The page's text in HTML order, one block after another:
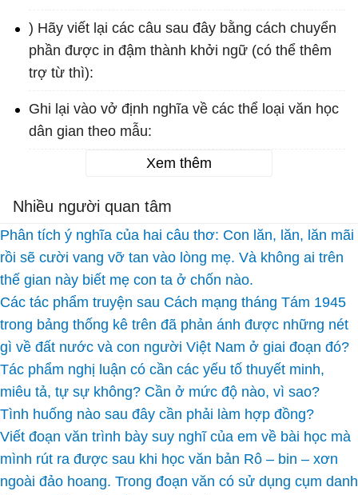
) Hãy viết lại các câu sau đây bằng cách chuyển
phần được in đậm thành khởi ngữ (có thể thêm
trợ từ thì):
Ghi lại vào vở định nghĩa về các thể loại văn học
dân gian theo mẫu:
Xem thêm
Nhiều người quan tâm
Phân tích ý nghĩa của hai câu thơ: Con lăn, lăn, lăn mãi
rồi sẽ cười vang vỡ tan vào lòng mẹ. Và không ai trên
thế gian này biết mẹ con ta ở chốn nào.
Các tác phẩm truyện sau Cách mạng tháng Tám 1945
trong bảng thống kê trên đã phản ánh được những nét
gì về đất nước và con người Việt Nam ở giai đoạn đó?
Tác phẩm nghị luận có cần các yếu tố thuyết minh,
miêu tả, tự sự không? Cần ở mức độ nào, vì sao?
Tình huống nào sau đây cần phải làm hợp đồng?
Viết đoạn văn trình bày suy nghĩ của em về bài học mà
mình rút ra được sau khi học văn bản Rô – bin – xơn
ngoài đảo hoang. Trong đoạn văn có sử dụng cụm danh